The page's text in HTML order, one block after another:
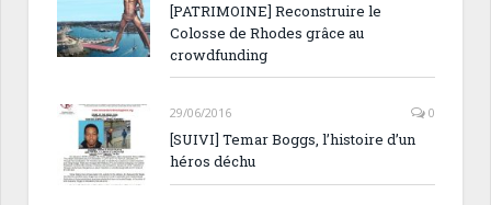
[PATRIMOINE] Reconstruire le
Colosse de Rhodes grâce au
crowdfunding
29/06/2016 0
[SUIVI] Temar Boggs, l’histoire d’un
héros déchu